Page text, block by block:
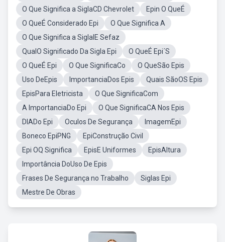
O Que Significa a SiglaCD Chevrolet
Epin O QueÉ
O QueÉ Considerado Epi
O Que Significa A
O Que Significa a SiglaIE Sefaz
QualO Significado Da Sigla Epi
O QueÉ Epi´S
O QueÉ Epi
O Que SignificaCo
O QueSão Epis
Uso DeEpis
ImportanciaDos Epis
Quais SãoOS Epis
EpisPara Eletricista
O Que SignificaCom
A ImportanciaDo Epi
O Que SignificaCA Nos Epis
DIADo Epi
Oculos De Segurança
ImagemEpi
Boneco EpiPNG
EpiConstrução Civil
Epi OQ Significa
EpisE Uniformes
EpisAltura
Importância DoUso De Epis
Frases De Segurança no Trabalho
Siglas Epi
Mestre De Obras